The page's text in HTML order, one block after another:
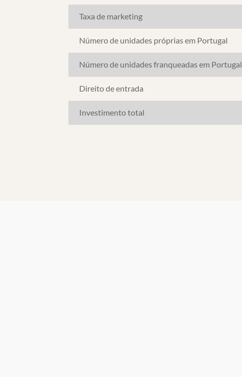
Taxa de marketing
Número de unidades próprias em Portugal
Número de unidades franqueadas em Portugal
Direito de entrada
Investimento total